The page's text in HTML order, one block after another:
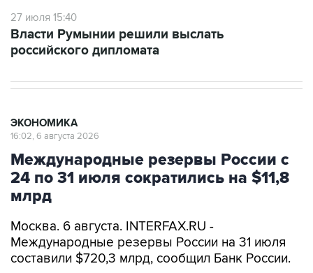
27 июля 15:40
Власти Румынии решили выслать
российского дипломата
ЭКОНОМИКА
16:02, 6 августа 2026
Международные резервы России с
24 по 31 июля сократились на $11,8
млрд
Москва. 6 августа. INTERFAX.RU -
Международные резервы России на 31 июля
составили $720,3 млрд, сообщил Банк России.